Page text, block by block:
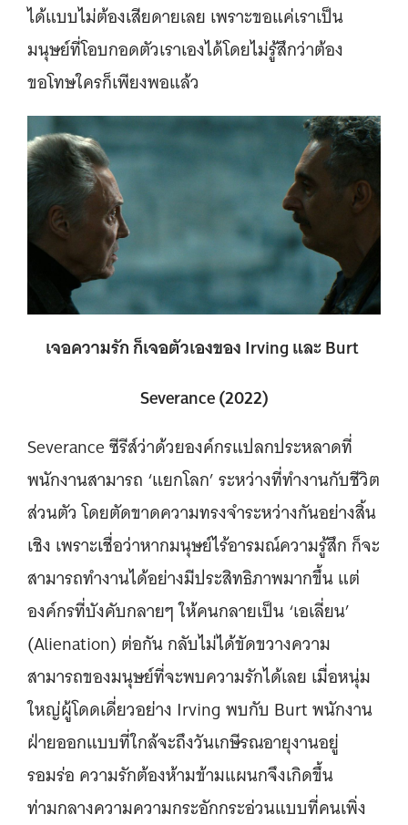
ได้แบบไม่ต้องเสียดายเลย เพราะขอแค่เราเป็น
มนุษย์ที่โอบกอดตัวเราเองได้โดยไม่รู้สึกว่าต้อง
ขอโทษใครก็เพียงพอแล้ว
เจอความรัก ก็เจอตัวเองของ Irving และ Burt
Severance (2022)
Severance ซีรีส์ว่าด้วยองค์กรแปลกประหลาดที่
พนักงานสามารถ ‘แยกโลก’ ระหว่างที่ทำงานกับชีวิต
ส่วนตัว โดยตัดขาดความทรงจำระหว่างกันอย่างสิ้น
เชิง เพราะเชื่อว่าหากมนุษย์ไร้อารมณ์ความรู้สึก ก็จะ
สามารถทำงานได้อย่างมีประสิทธิภาพมากขึ้น แต่
องค์กรที่บังคับกลายๆ ให้คนกลายเป็น ‘เอเลี่ยน’
(Alienation) ต่อกัน กลับไม่ได้ขัดขวางความ
สามารถของมนุษย์ที่จะพบความรักได้เลย เมื่อหนุ่ม
ใหญ่ผู้โดดเดี่ยวอย่าง Irving พบกับ Burt พนักงาน
ฝ่ายออกแบบที่ใกล้จะถึงวันเกษีรณอายุงานอยู่
รอมร่อ ความรักต้องห้ามข้ามแผนกจึงเกิดขึ้น
ท่ามกลางความความกระอักกระอ่วนแบบที่คนเพิ่ง